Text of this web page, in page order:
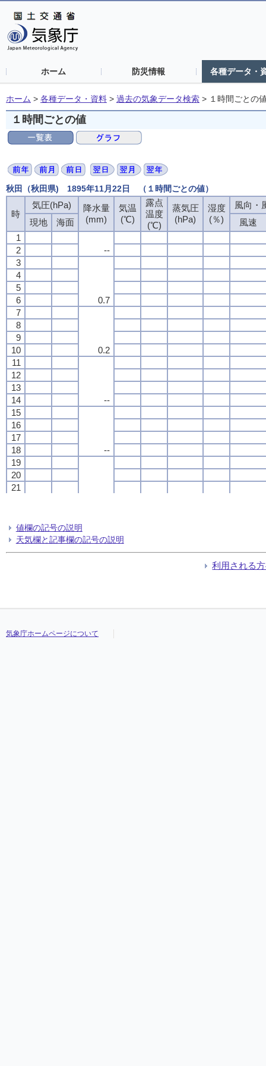
ホーム 防災情報 各種データ・
ホーム > 各種データ・資料 > 過去の気象データ検索 > １時間ごとの
１時間ごとの値
秋田（秋田県) 1895年11月22日 （１時間ごとの値）
時
気圧(hPa)
降水量
(mm)
気温
(℃)
露点
温度
(℃)
蒸気圧
(hPa)
湿度
(％)
風向・
現地
海面
風速
1
--
2
3
0.7
4
5
6
7
0.2
8
9
10
11
--
12
13
14
15
--
16
17
18
19
20
21
24
時
気圧(hPa)
降水量
(mm)
気温
(℃)
露点
温度
(℃)
蒸気圧
(hPa)
湿度
(％)
風向・
現地
海面
風速
1
--
2
3
0.7
4
5
6
7
0.2
8
9
10
11
--
12
13
14
15
--
16
17
18
19
20
21
24
時
気圧(hPa)
降水量
(mm)
気温
(℃)
露点
温度
(℃)
蒸気圧
(hPa)
湿度
(％)
風向・
現地
海面
風速
1
--
2
3
0.7
4
5
6
7
0.2
8
9
10
11
--
12
13
14
15
--
16
17
18
19
20
21
24
時
気圧(hPa)
降水量
(mm)
気温
(℃)
露点
温度
(℃)
蒸気圧
(hPa)
湿度
(％)
風向・
現地
海面
風速
1
--
2
3
0.7
4
5
6
7
0.2
8
9
10
11
--
12
13
14
15
--
16
17
18
19
20
21
24
値欄の記号の説明
天気欄と記事欄の記号の説明
利用される
気象庁ホームページについて